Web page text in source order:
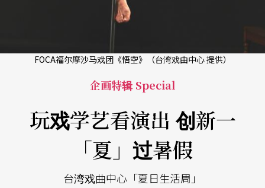
FOCA福尔摩沙马戏团《悟空》（台湾戏曲中心 提供）
企画特辑 Special
玩戏学艺看演出 创新一
「夏」过暑假
台湾戏曲中心「夏日生活周」